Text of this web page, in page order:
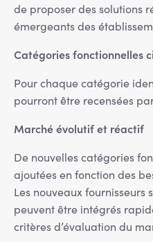
de proposer des solutions
émergeants des
Catégories fonctionnelles
Pour chaque catégorie
pourront être recensées
Marché évolutif et réactif
De nouvelles catégories
ajoutées en fonction des
Les nouveaux
peuvent être intégrés
critères d’évaluation du